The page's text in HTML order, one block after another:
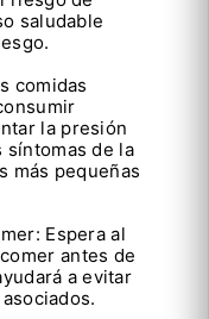
saludable
comidas
la presión
síntomas de la
más pequeñas
Espera al
antes de
a evitar